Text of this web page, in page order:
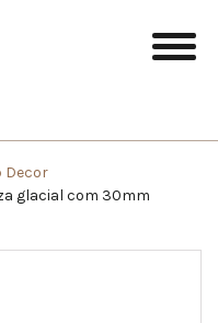
Decor
glacial com 30mm